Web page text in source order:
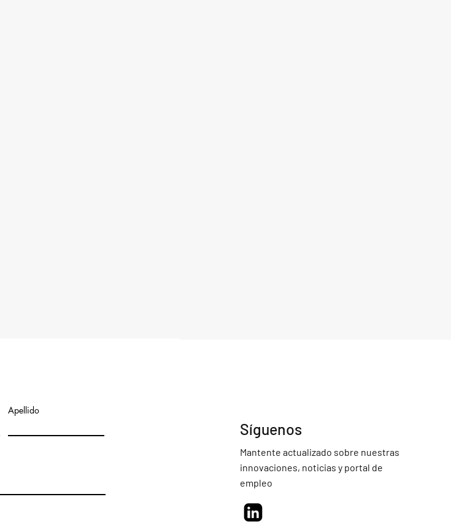
Síguenos
Mantente actualizado sobre nuestras
innovaciones, noticias y portal de
empleo
Apellido